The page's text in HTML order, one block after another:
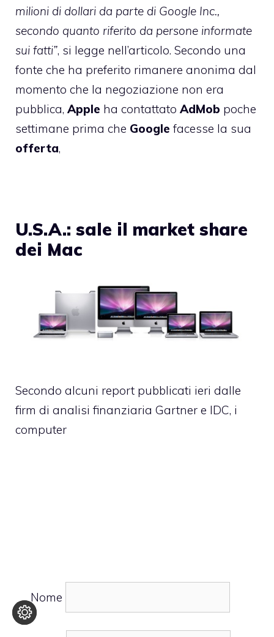
milioni di dollari da parte di Google Inc.,
secondo quanto riferito da persone informate
sui fatti”, si legge nell’articolo. Secondo una
fonte che ha preferito rimanere anonima dal
momento che la negoziazione non era
pubblica, Apple ha contattato AdMob poche
settimane prima che Google facesse la sua
offerta,
U.S.A.: sale il market share
dei Mac
Secondo alcuni report pubblicati ieri dalle
firm di analisi finanziaria Gartner e IDC, i
computer
Nome